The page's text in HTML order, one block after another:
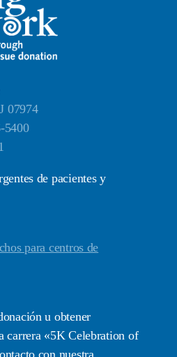
07974
5400
de pacientes y
para centros de
u obtener
carrera «5K Celebration of